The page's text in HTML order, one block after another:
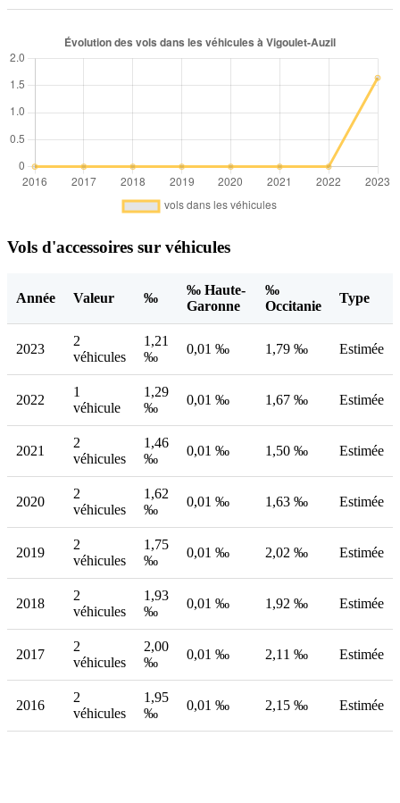
Vols d'accessoires sur véhicules
Année Valeur ‰
‰ Haute-
Garonne
‰
Occitanie
Type
2023
2
véhicules
1,21
‰
0,01 ‰ 1,79 ‰ Estimée
2022
1
véhicule
1,29
‰
0,01 ‰ 1,67 ‰ Estimée
2021
2
véhicules
1,46
‰
0,01 ‰ 1,50 ‰ Estimée
2020
2
véhicules
1,62
‰
0,01 ‰ 1,63 ‰ Estimée
2019
2
véhicules
1,75
‰
0,01 ‰ 2,02 ‰ Estimée
2018
2
véhicules
1,93
‰
0,01 ‰ 1,92 ‰ Estimée
2017
2
véhicules
2,00
‰
0,01 ‰ 2,11 ‰ Estimée
2016
2
véhicules
1,95
‰
0,01 ‰ 2,15 ‰ Estimée